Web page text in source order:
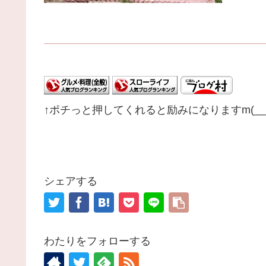
↑ポチっと押してくれると励みになります
シェアする
わたりをフォローする